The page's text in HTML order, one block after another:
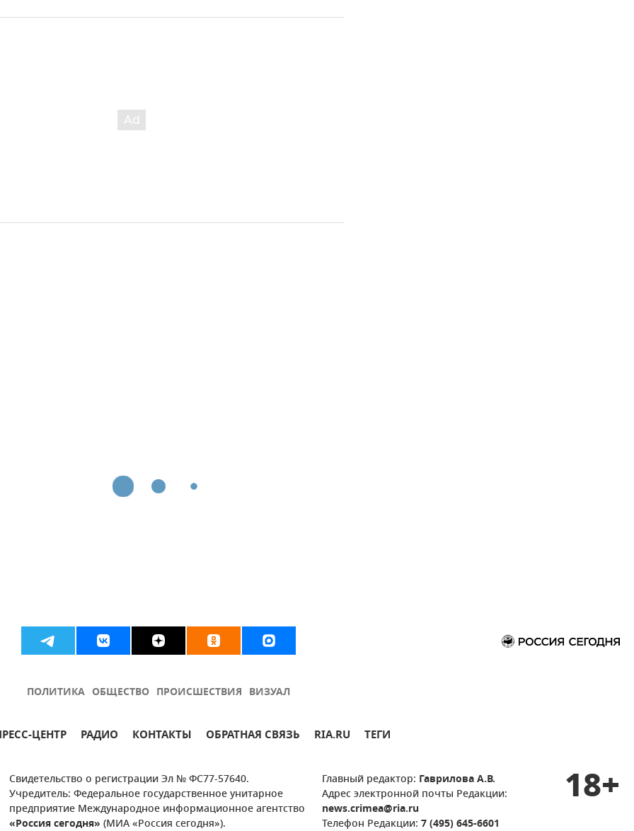
ПОЛИТИКА ОБЩЕСТВО ПРОИСШЕСТВИЯ ВИЗУАЛ
ЦЕНТР РАДИО КОНТАКТЫ ОБРАТНАЯ СВЯЗЬ RIA.RU ТЕГИ
Свидетельство о регистрации Эл № ФС77-57640.
Учредитель: Федеральное государственное унитарное
предприятие Международное информационное агентство
«Россия сегодня» (МИА «Россия сегодня»).
Главный редактор: Гаврилова А.В.
Адрес электронной почты Редакции:
news.crimea@ria.ru
Телефон Редакции: 7 (495) 645-6601
18+